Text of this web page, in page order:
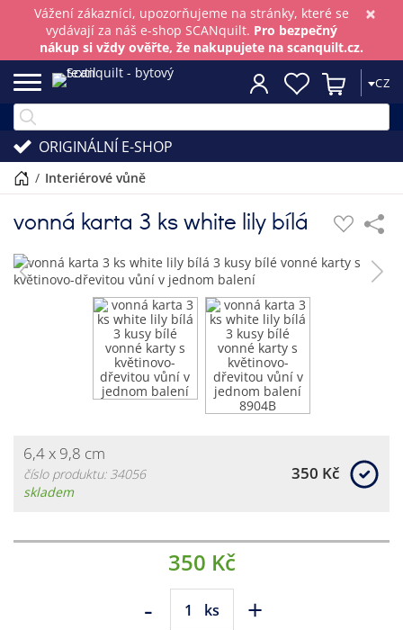
×
Vážení zákazníci, upozorňujeme na stránky, které se
vydávají za náš e-shop SCANquilt. Pro bezpečný
nákup si vždy ověřte, že nakupujete na scanquilt.cz.
CZ
ORIGINÁLNÍ E-SHOP
/ interiérové vůně
vonná karta 3 ks white lily bílá
6,4 x 9,8 cm
číslo produktu: 34056
skladem
350 Kč
350 Kč
- ks +